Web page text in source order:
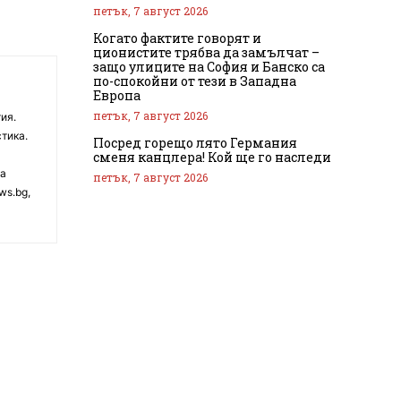
петък, 7 август 2026
Когато фактите говорят и
ционистите трябва да замълчат –
защо улиците на София и Банско са
по-спокойни от тези в Западна
Европа
петък, 7 август 2026
Посред горещо лято Германия
сменя канцлера! Кой ще го наследи
петък, 7 август 2026